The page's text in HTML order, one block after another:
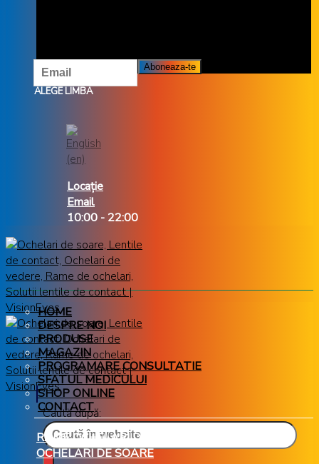
ALEGE LIMBA
Locație
Email
10:00 - 22:00
Caută după:
HOME
DESPRE NOI
PRODUSE
MAGAZIN
PROGRAMARE CONSULTATIE
SFATUL MEDICULUI
SHOP ONLINE
CONTACT
RAME OCHELARI DE VEDERE
OCHELARI DE SOARE